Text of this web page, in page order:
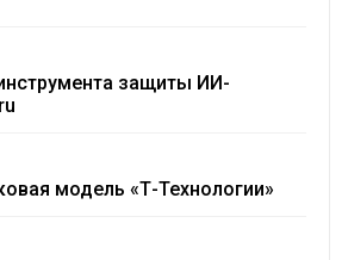
защиты ИИ-
модель «Т-Технологии»